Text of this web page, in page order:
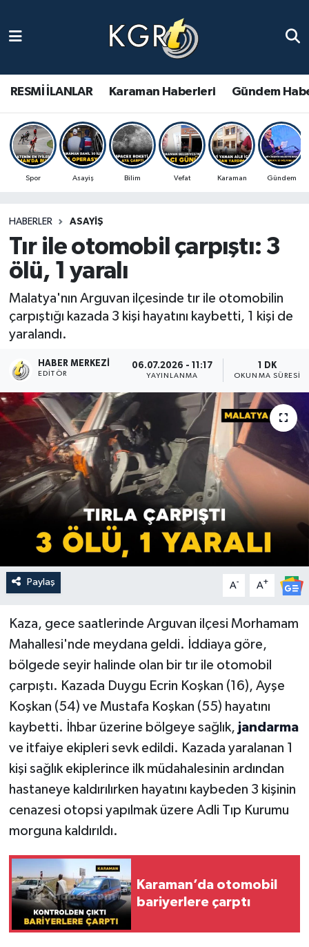
RESMİ İLANLAR Karaman Haberleri Gündem
Spor Asayiş Bilim Vefat Karaman Gündem
HABERLER ASAYIŞ
Tır ile otomobil çarpıştı: 3
ölü, 1 yaralı
Malatya'nın Arguvan ilçesinde tır ile otomobilin
çarpıştığı kazada 3 kişi hayatını kaybetti, 1 kişi de
yaralandı.
HABER MERKEZI
EDITÖR
06.07.2026 - 11:17
YAYINLANMA
1 DK
OKUNMA SÜRESI
Paylaş A- A+
Kaza, gece saatlerinde Arguvan ilçesi Morhamam
Mahallesi'nde meydana geldi. İddiaya göre,
bölgede seyir halinde olan bir tır ile otomobil
çarpıştı. Kazada Duygu Ecrin Koşkan (16), Ayşe
Koşkan (54) ve Mustafa Koşkan (55) hayatını
kaybetti. İhbar üzerine bölgeye sağlık, jandarma
ve itfaiye ekipleri sevk edildi. Kazada yaralanan 1
kişi sağlık ekiplerince ilk müdahalesinin ardından
hastaneye kaldırılırken hayatını kaybeden 3 kişinin
cenazesi otopsi yapılmak üzere Adli Tıp Kurumu
morguna kaldırıldı.
Karaman’da otomobil
bariyerlere çarptı
Gündem Haberleri
Güncel Haberler
Spor Haberleri
Ulusal Haberler
Vefat Edenler